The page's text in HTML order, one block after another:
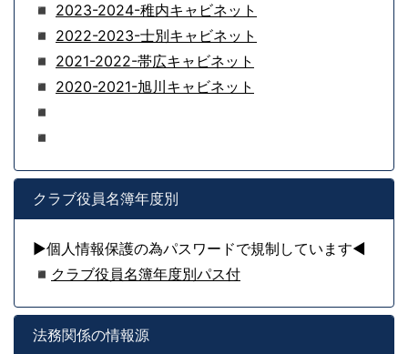
◾ 2023-2024-稚内キャビネット
◾ 2022-2023-士別キャビネット
◾ 2021-2022-帯広キャビネット
◾ 2020-2021-旭川キャビネット
◾
◾
クラブ役員名簿年度別
▶個人情報保護の為パスワードで規制しています◀
◾ クラブ役員名簿年度別パス付
法務関係の情報源